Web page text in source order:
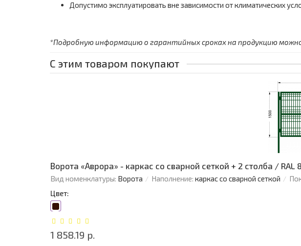
Допустимо эксплуатировать вне зависимости от климатических
*Подробную информацию о гарантийных сроках на продукцию
С этим товаром покупают
Ворота «Аврора» - каркас со сварной сеткой + 2 столба / RAL
Вид номенклатуры: Ворота Наполнение: каркас со сварной сеткой
Цвет:
1 858.19 р.